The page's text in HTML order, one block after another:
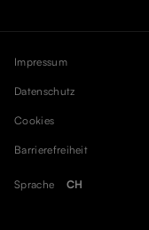
Impressum
Datenschutz
Cookies
Barrierefreiheit
Sprache CH